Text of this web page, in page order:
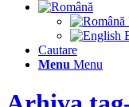
Cautare
Menu Menu